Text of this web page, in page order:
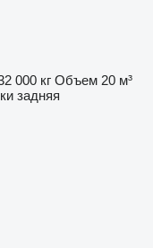
000 кг Объем 20 м³
задняя